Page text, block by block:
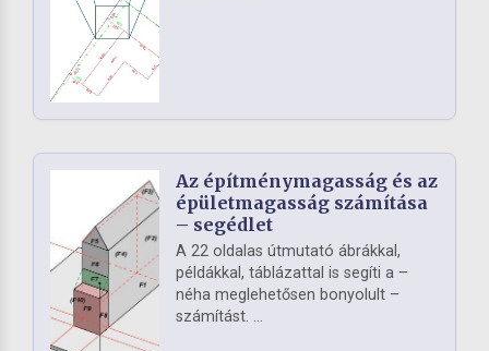
Az építménymagasság és az
épületmagasság számítása
– segédlet
A 22 oldalas útmutató ábrákkal,
példákkal, táblázattal is segíti a –
néha meglehetősen bonyolult –
számítást. ...